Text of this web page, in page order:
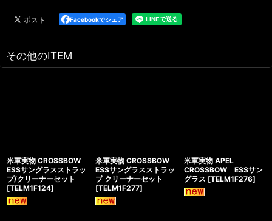
Facebookでシェア
その他のITEM
米軍実物 CROSSBOW
ESSサングラスストラッ
プ/クリーナーセット
[TELM1F124]
米軍実物 CROSSBOW
ESSサングラスストラッ
プ クリーナーセット
[TELM1F277]
米軍実物 APEL
CROSSBOW ESSサン
グラス [TELM1F276]